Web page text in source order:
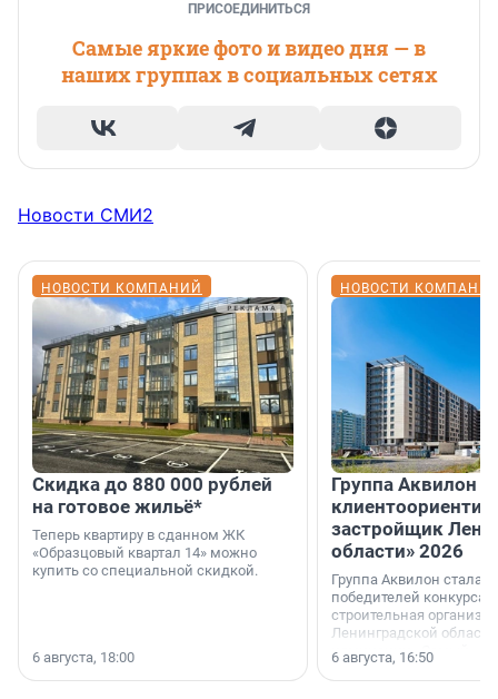
ПРИСОЕДИНИТЬСЯ
Самые яркие фото и видео дня — в
наших группах в социальных сетях
Новости СМИ2
НОВОСТИ КОМПАНИЙ
Скидка до 880 000 рублей
на готовое жильё*
Теперь квартиру в сданном ЖК
«Образцовый квартал 14» можно
купить со специальной скидкой.
6 августа, 18:00
НОВОСТИ
Группа Аквилон
застройщик
области» 2026
Группа Аквилон стала
победителей конкурса
строительная
Ленинградской области
номинации «Самый
застройщик
6 августа, 16:50